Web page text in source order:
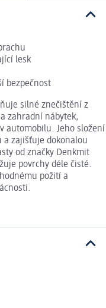
lesk
bezpečnost
silné znečištění z
zahradní nábytek,
automobilu. Jeho složení
a zajišťuje dokonalou
od značky Denkmit
povrchy déle čisté.
požití a